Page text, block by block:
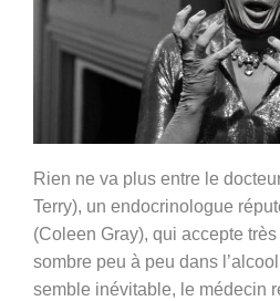
Rien ne va plus entre le
Terry), un endocrinologue
(Coleen Gray), qui accepte
sombre peu à peu dans
semble inévitable, le médecin